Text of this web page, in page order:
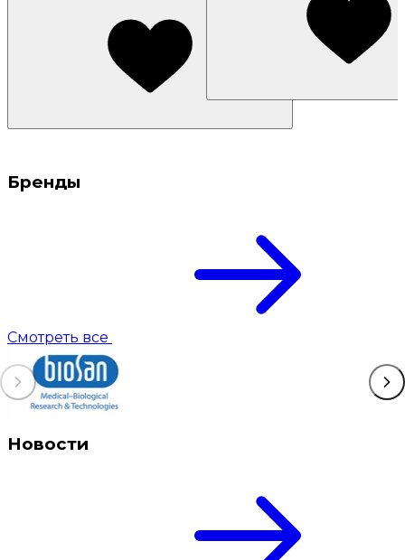
Бренды
Смотреть все
Новости